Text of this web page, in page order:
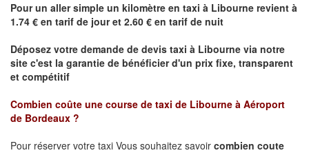
Pour un aller simple un kilomètre en taxi à Libourne revient à
1.74 € en tarif de jour et 2.60 € en tarif de nuit
Déposez votre demande de devis taxi à Libourne via notre
site c'est la garantie de bénéficier d'un prix fixe, transparent
et compétitif
Combien coûte une course de taxi de Libourne à Aéroport
de Bordeaux ?
Pour réserver votre taxi Vous souhaitez savoir combien coute